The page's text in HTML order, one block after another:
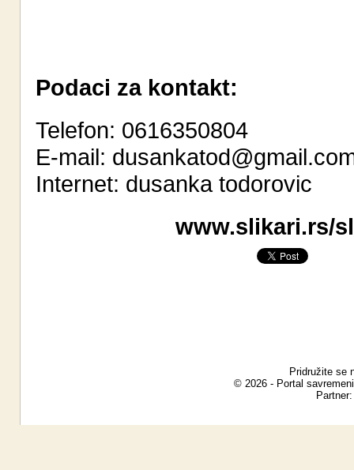
Podaci za kontakt:
Telefon: 0616350804
E-mail:
Internet: dusanka todorovic
www.slikari.rs/
Pridružite se
© 2026 - Portal